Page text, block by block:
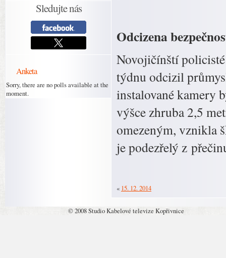
Sledujte nás
Anketa
Sorry, there are no polls available at the
moment.
Odcizena
Novojičínští
týdnu odcizil
instalované kamery
výšce zhruba 2,5
omezeným, vznikla
je podezřelý z
« 15. 12. 2014
© 2008 Studio Kabelové televize Kopřivnice